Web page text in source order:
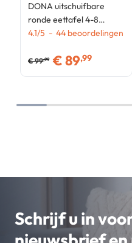
DONA uitschuifbare
ronde eettafel 4-8
personen beuken 120-
4.1/5 - 44 beoordelingen
€99,99 €89,99
Schrijf u in